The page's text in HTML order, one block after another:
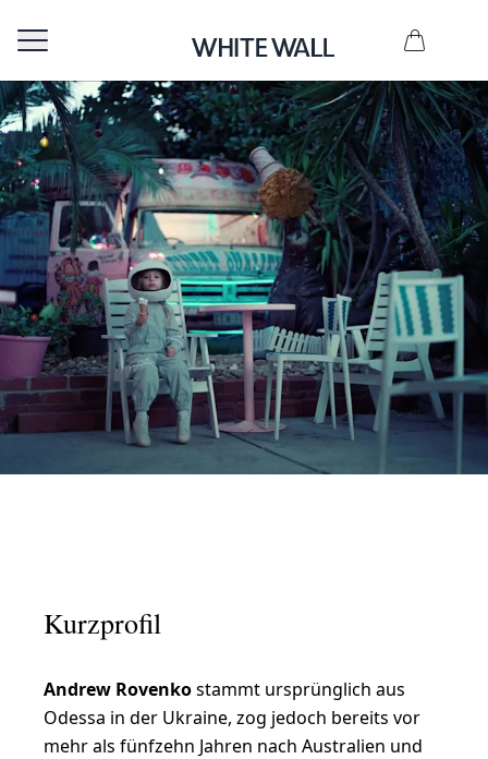
Kurzprofil
Andrew Rovenkostammt ursprünglich aus
Odessa in der Ukraine, zog jedoch bereits vor
mehr als fünfzehn Jahren nach Australien und